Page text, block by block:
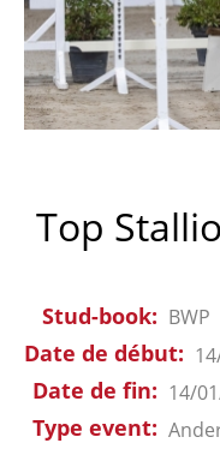
Top
Stud-book BWP
Date de début
Date de fin 14/
Type event